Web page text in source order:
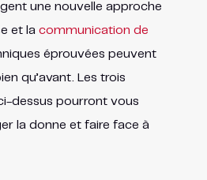
une nouvelle approche
et lacommunication de
éprouvées peuvent
qu’avant. Les trois
dessus pourront vous
la donne et faire face à